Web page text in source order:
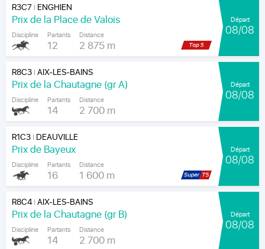
R3C7 | ENGHIEN
Prix de la Place de Valois
Discipline Partants
12
Distance
2 875 m
Départ
08/08
R8C3|AIX-LES-BAINS
Prix de la Chautagne (gr A)
Discipline Partants
14
Distance
2 700 m
Départ
08/08
R1C3| DEAUVILLE
Prix de Bayeux
Discipline Partants
16
Distance
1 600 m
Départ
08/08
R8C4|AIX-LES-BAINS
Prix de la Chautagne (gr B)
Discipline Partants
14
Distance
2 700 m
Départ
08/08